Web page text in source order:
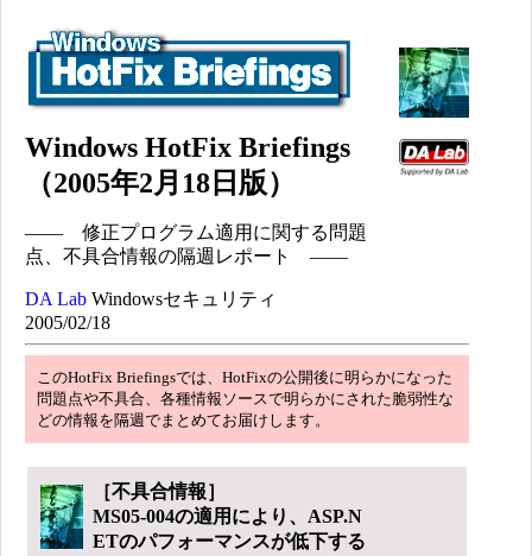
Windows HotFix Briefings
（2005年2月18日版）
―― 修正プログラム適用に関する問題
点、不具合情報の隔週レポート ――
DA Lab Windowsセキュリティ
2005/02/18
このHotFix Briefingsでは、HotFixの公開後に明らかになった
問題点や不具合、各種情報ソースで明らかにされた脆弱性な
どの情報を隔週でまとめてお届けします。
［不具合情報］
MS05-004の適用により、ASP.N
ETのパフォーマンスが低下する